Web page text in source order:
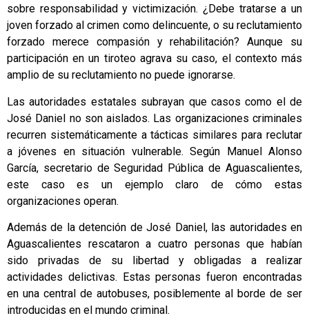
sobre responsabilidad y victimización. ¿Debe tratarse a un
joven forzado al crimen como delincuente, o su reclutamiento
forzado merece compasión y rehabilitación? Aunque su
participación en un tiroteo agrava su caso, el contexto más
amplio de su reclutamiento no puede ignorarse.
Las autoridades estatales subrayan que casos como el de
José Daniel no son aislados. Las organizaciones criminales
recurren sistemáticamente a tácticas similares para reclutar
a jóvenes en situación vulnerable. Según Manuel Alonso
García, secretario de Seguridad Pública de Aguascalientes,
este caso es un ejemplo claro de cómo estas
organizaciones operan.
Además de la detención de José Daniel, las autoridades en
Aguascalientes rescataron a cuatro personas que habían
sido privadas de su libertad y obligadas a realizar
actividades delictivas. Estas personas fueron encontradas
en una central de autobuses, posiblemente al borde de ser
introducidas en el mundo criminal.